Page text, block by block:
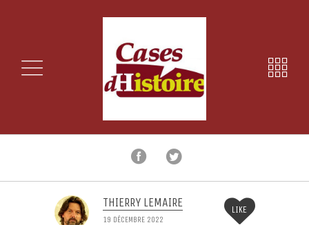
THIERRY LEMAIRE
19 DÉCEMBRE 2022
LIKE